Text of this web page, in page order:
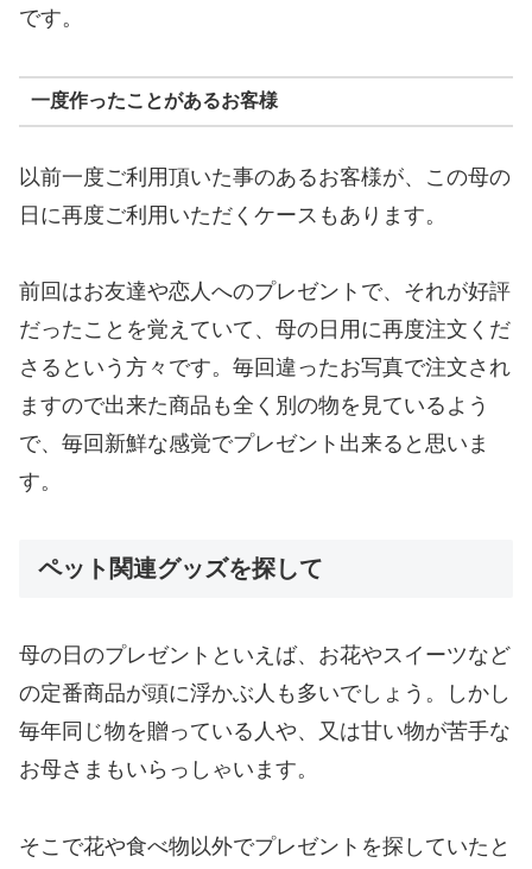
です。
一度作ったことがあるお客様
以前一度ご利用頂いた事のあるお客様が、この母の
日に再度ご利用いただくケースもあります。
前回はお友達や恋人へのプレゼントで、それが好評
だったことを覚えていて、母の日用に再度注文くだ
さるという方々です。毎回違ったお写真で注文され
ますので出来た商品も全く別の物を見ているよう
で、毎回新鮮な感覚でプレゼント出来ると思いま
す。
ペット関連グッズを探して
母の日のプレゼントといえば、お花やスイーツなど
の定番商品が頭に浮かぶ人も多いでしょう。しかし
毎年同じ物を贈っている人や、又は甘い物が苦手な
お母さまもいらっしゃいます。
そこで花や食べ物以外でプレゼントを探していたと